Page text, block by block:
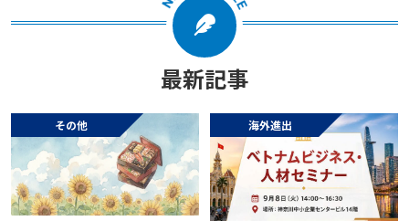
最新記事
その他 海外進出